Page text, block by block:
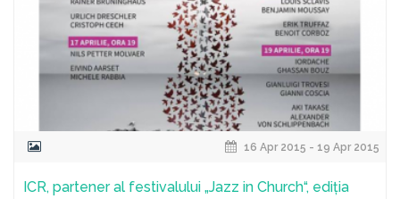
16 Apr 2015 - 19 Apr 2015
ICR, partener al festivalului „Jazz in Church“, ediția